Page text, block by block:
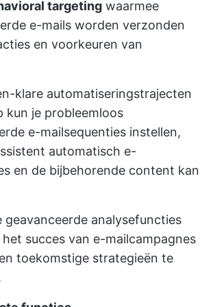
targeting waarmee
e-mails worden verzonden
en voorkeuren van
klare automatiseringstrajecten
kun je probleemloos
e-mailsequenties instellen,
automatisch e-
en de bijbehorende content kan
geavanceerde analysefuncties
succes van e-mailcampagnes
toekomstige strategieën te